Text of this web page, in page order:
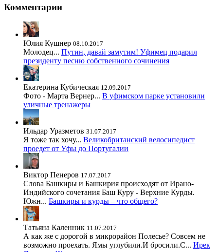
Комментарии
Юлия Кушнер 08.10.2017
Молодец... Путин, давай замутим! Уфимец подарил
президенту песню собственного сочинения
Екатерина Кубическая 12.09.2017
Фото - Марта Вернер... В уфимском парке установили
уличные тренажеры
Ильдар Уразметов 31.07.2017
Я тоже так хочу... Великобританский велосипедист
проедет от Уфы до Португалии
Виктор Пенеров 17.07.2017
Слова Башкиры и Башкирия происходят от Ирано-
Индийского сочетания Баш Куру - Верхние Курды.
Южн... Башкиры и курды – что общего?
Татьяна Каленник 11.07.2017
А как же с дорогой в микрорайон Полесье? Совсем не
возможно проехать. Ямы углубили.И бросили.С... Ирек